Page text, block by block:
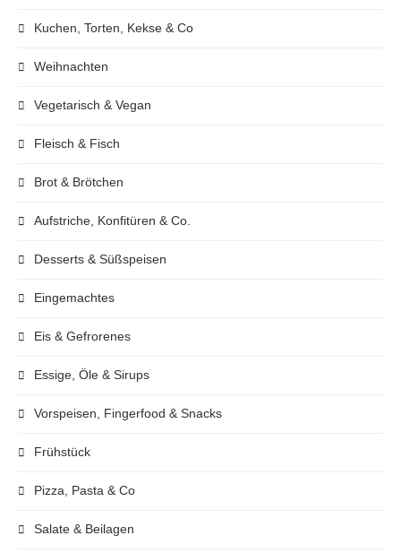
Kuchen, Torten, Kekse & Co
Weihnachten
Vegetarisch & Vegan
Fleisch & Fisch
Brot & Brötchen
Aufstriche, Konfitüren & Co.
Desserts & Süßspeisen
Eingemachtes
Eis & Gefrorenes
Essige, Öle & Sirups
Vorspeisen, Fingerfood & Snacks
Frühstück
Pizza, Pasta & Co
Salate & Beilagen